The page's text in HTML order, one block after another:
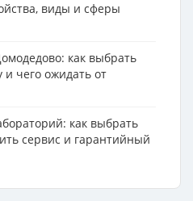
виды и сферы
как выбрать
чего ожидать от
как выбрать
сервис и гарантийный